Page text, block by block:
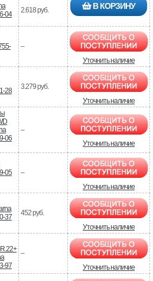
04
2.618 руб. В КОРЗИНУ
–
Уточнить наличие
28
3.279 руб.
Уточнить наличие
06
–
Уточнить наличие
05
–
Уточнить наличие
37
452 руб.
Уточнить наличие
97
–
Уточнить наличие